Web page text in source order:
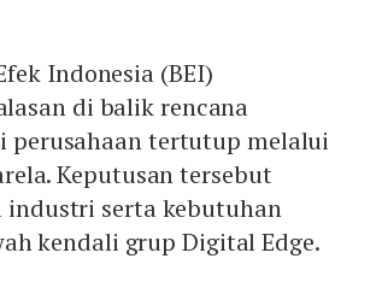
Indonesia (BEI)
di balik rencana
perusahaan tertutup melalui
Keputusan tersebut
serta kebutuhan
kendali grup Digital Edge.